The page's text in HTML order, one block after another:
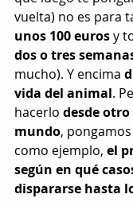
vuelta) no es para
unos 100 euros y
dos o tres
mucho). Y encima
vida del animal.
hacerlo desde
mundo,
como ejemplo, el
según en qué
dispararse hasta